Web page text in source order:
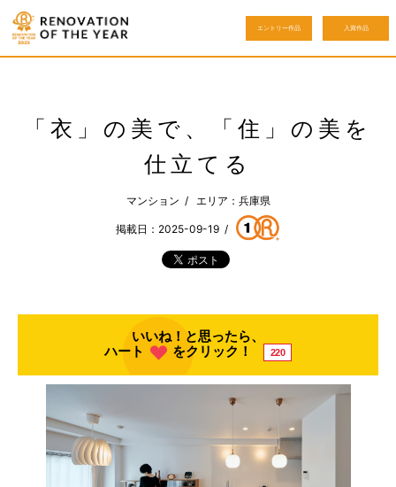
エントリー作品 入賞作品
「衣」の美で、「住」の美を
仕立てる
マンション / エリア：兵庫県
掲載日：2025-09-19 /
いいね！と思ったら、
ハート
をクリック！ 220